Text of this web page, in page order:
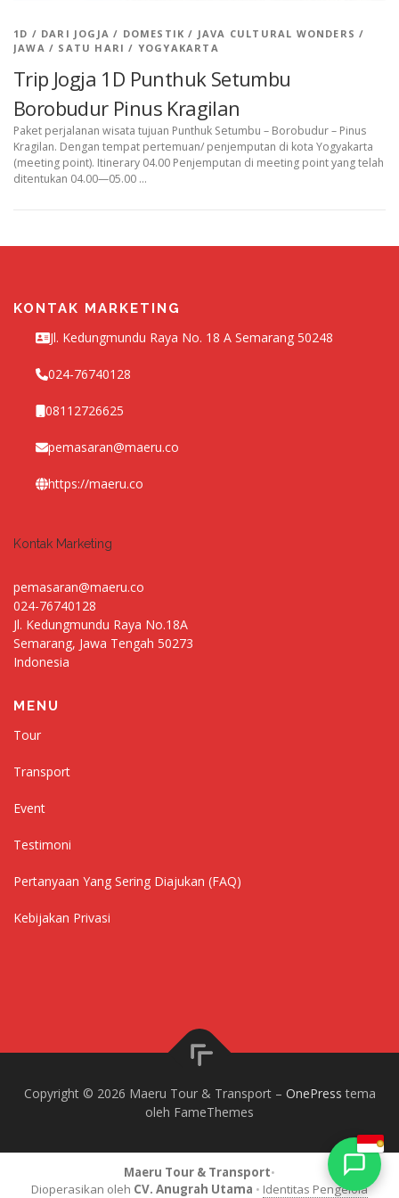
1D / DARI JOGJA / DOMESTIK / JAVA CULTURAL WONDERS /
JAWA / SATU HARI / YOGYAKARTA
Trip Jogja 1D Punthuk Setumbu
Borobudur Pinus Kragilan
Paket perjalanan wisata tujuan Punthuk Setumbu – Borobudur – Pinus
Kragilan. Dengan tempat pertemuan/ penjemputan di kota Yogyakarta
(meeting point). Itinerary 04.00 Penjemputan di meeting point yang telah
ditentukan 04.00—05.00 …
KONTAK MARKETING
Jl. Kedungmundu Raya No. 18 A Semarang 50248
024-76740128
08112726625
pemasaran@maeru.co
https://maeru.co
Kontak Marketing
pemasaran@maeru.co
024-76740128
Jl. Kedungmundu Raya No.18A
Semarang, Jawa Tengah 50273
Indonesia
MENU
Tour
Transport
Event
Testimoni
Pertanyaan Yang Sering Diajukan (FAQ)
Kebijakan Privasi
Copyright © 2026 Maeru Tour & Transport – OnePress tema
oleh FameThemes
Maeru Tour & Transport•
Dioperasikan oleh CV. Anugrah Utama • Identitas Pengelola